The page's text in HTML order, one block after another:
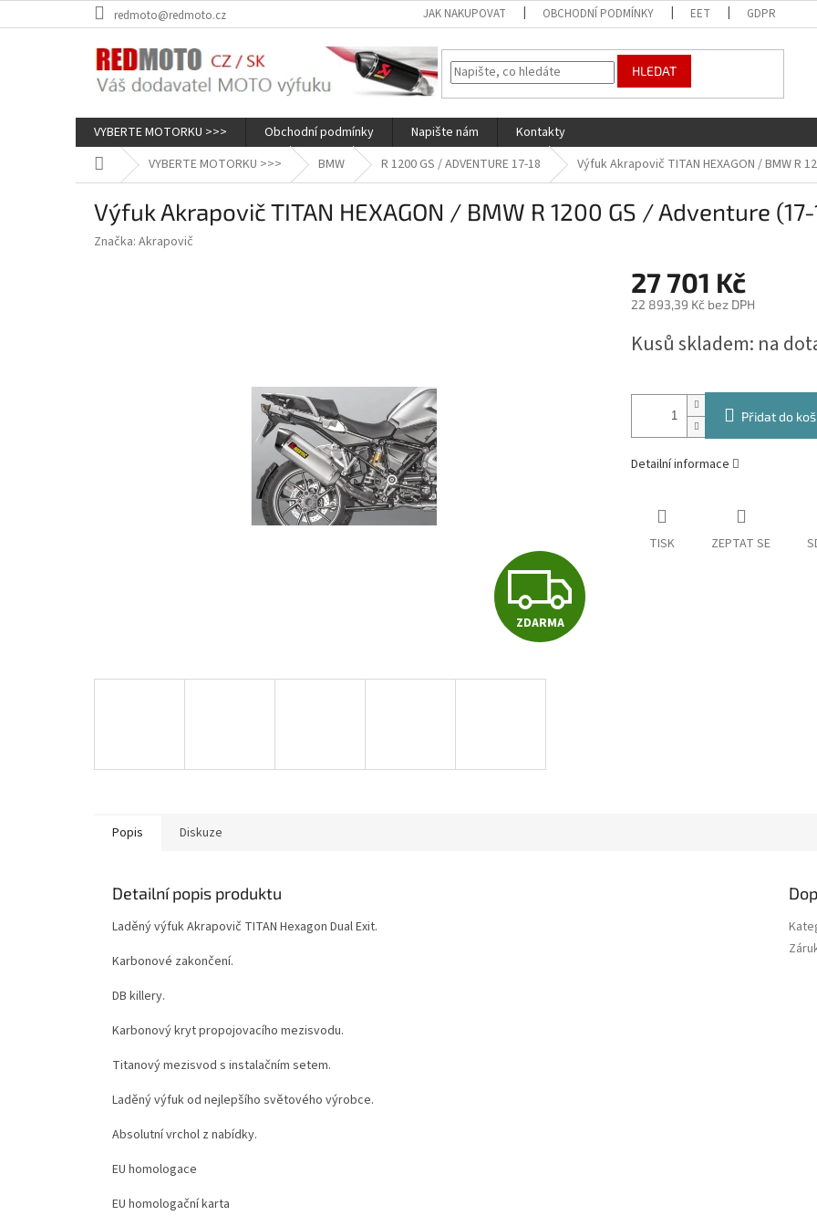
na
redmoto@redmoto.cz JAK NAKUPOVAT OBCHODNÍ PODMÍNKY EET GDPR
HLEDAT
VYBERTE MOTORKU >>> Obchodní podmínky Napište nám
Kontakty
Domů VYBERTE MOTORKU >>> BMW R 1200 GS / ADVENTURE 17-18 Výfuk Akrapovič TITAN HEXAGON / BMW R
Výfuk Akrapovič TITAN HEXAGON / BMW R 1200 GS / Adventure
Značka: Akrapovič
Z
D
ZDARMA
27 701 Kč
22 893,39 Kč bez DPH
cena:
Kusů skladem: na
Přidat do
Detailní informace
TISK ZEPTAT SE
Popis Diskuze
Detailní popis produktu
Laděný výfuk Akrapovič TITAN Hexagon Dual Exit.
Karbonové zakončení.
DB killery.
Karbonový kryt propojovacího mezisvodu.
Titanový mezisvod s instalačním setem.
Laděný výfuk od nejlepšího světového výrobce.
Absolutní vrchol z nabídky.
EU homologace
EU homologační karta